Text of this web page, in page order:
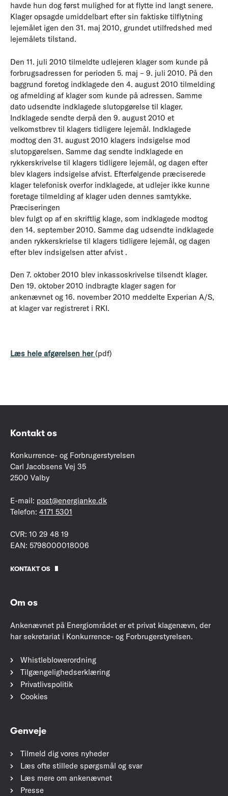
havde hun dog først mulighed for at flytte ind langt senere.
Klager opsagde umiddelbart efter sin faktiske tilflytning
lejemålet igen den 31. maj 2010, grundet utilfredshed med
lejemålets tilstand.
Den 11. juli 2010 tilmeldte udlejeren klager som kunde på
forbrugsadressen for perioden 5. maj – 9. juli 2010. På den
baggrund foretog indklagede den 4. august 2010 tilmelding
og afmelding af klager som kunde på adressen. Samme
dato udsendte indklagede slutopgørelse til klager.
Indklagede sendte derpå den 9. august 2010 et
velkomstbrev til klagers tidligere lejemål. Indklagede
modtog den 31. august 2010 klagers indsigelse mod
slutopgørelsen. Samme dag sendte indklagede en
rykkerskrivelse til klagers tidligere lejemål, og dagen efter
blev klagers indsigelse afvist. Efterfølgende præciserede
klager telefonisk overfor indklagede, at udlejer ikke kunne
foretage tilmelding af klager uden dennes samtykke.
Præciseringen
blev fulgt op af en skriftlig klage, som indklagede modtog
den 14. september 2010. Samme dag udsendte indklagede
anden rykkerskrielse til klagers tidligere lejemål, og dagen
efter blev indsigelsen atter afvist .
Den 7. oktober 2010 blev inkassoskrivelse tilsendt klager.
Den 19. oktober 2010 indbragte klager sagen for
ankenævnet og 16. november 2010 meddelte Experian A/S,
at klager var registreret i RKI.
Læs hele afgørelsen her (pdf)
Kontakt os
Konkurrence- og Forbrugerstyrelsen
Carl Jacobsens Vej 35
2500 Valby
E-mail: post@energianke.dk
Telefon: 4171 5301
CVR: 10 29 48 19
EAN: 5798000018006
KONTAKT OS
Om os
Ankenævnet på Energiområdet er et privat klagenævn, der
har sekretariat i Konkurrence- og Forbrugerstyrelsen.
Whistleblowerordning
Tilgængelighedserklæring
Privatlivspolitik
Cookies
Genveje
Tilmeld dig vores nyheder
Læs ofte stillede spørgsmål og svar
Læs mere om ankenævnet
Presse